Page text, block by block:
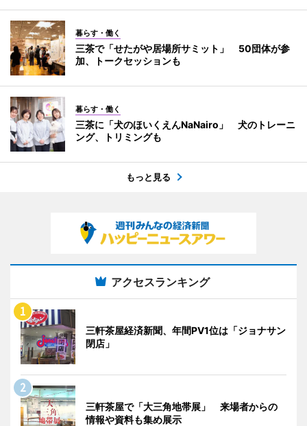
暮らす・働く
三茶で「せたがや居場所サミット」 50団体が参
加、トークセッションも
暮らす・働く
三茶に「犬のほいくえんNaNairo」 犬のトレーニ
ング、トリミングも
もっと見る
アクセスランキング
三軒茶屋経済新聞、年間PV1位は「ジョナサン
閉店」
三軒茶屋で「大三角地帯展」 来場者からの
情報や資料も集め展示